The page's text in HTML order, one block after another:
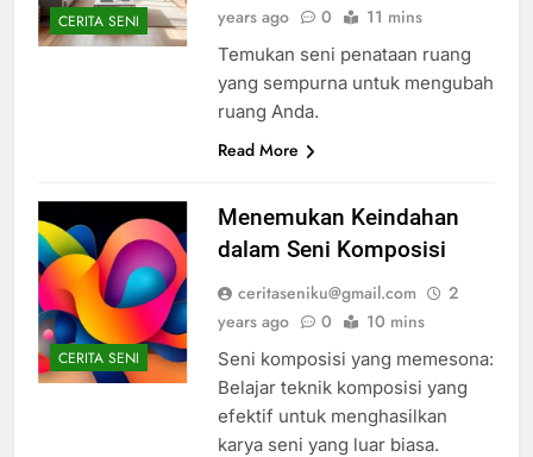
CERITA SENI years ago 0 11 mins
Temukan seni penataan ruang
yang sempurna untuk mengubah
ruang Anda.
Read More
CERITA SENI
Menemukan Keindahan
dalam Seni Komposisi
ceritaseniku@gmail.com
2
years ago
0 10 mins
Seni komposisi yang memesona:
Belajar teknik komposisi yang
efektif untuk menghasilkan
karya seni yang luar biasa.